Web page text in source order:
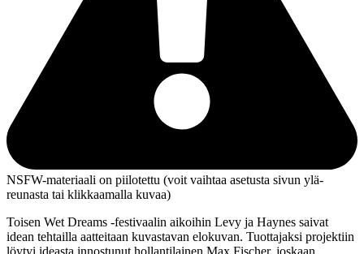
NSFW-materiaali on piilotettu (voit vaihtaa asetusta sivun ylä­
reunasta tai klikkaamalla kuvaa)
Toisen Wet Dreams ‑festivaalin aikoihin Levy ja Haynes saivat
idean tehtailla aatteitaan kuvastavan elokuvan. Tuottajaksi projektiin
löytyi ideasta innostunut hollantilainen Max Fischer, joskaan